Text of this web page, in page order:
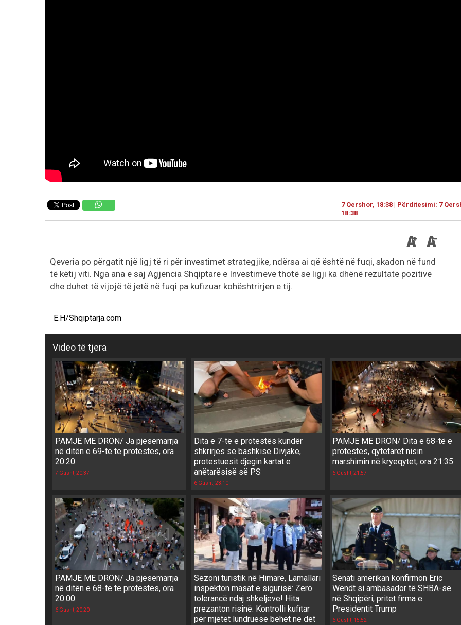
7 Qershor, 18:38 | Përditesimi: 7
18:38
Qeveria po përgatit një ligj të ri për investimet strategjike, ndërsa ai që është në fuqi, skadon në fund
të këtij viti. Nga ana e saj Agjencia Shqiptare e Investimeve thotë se ligji ka dhënë rezultate pozitive
dhe duhet të vijojë të jetë në fuqi pa kufizuar kohështrirjen e tij.
E.H/Shqiptarja.com
Video të tjera
PAMJE ME DRON/ Ja pjesëmarrja
në ditën e 69-të të protestës, ora
20:20
7 Gusht, 20:37
Dita e 7-të e protestës kundër
shkrirjes së bashkisë Divjakë,
protestuesit djegin kartat e
anëtarësisë së PS
6 Gusht, 23:10
PAMJE ME DRON/ Dita e 68-të e
protestës, qytetarët nisin
marshimin në kryeqytet, ora 21:35
6 Gusht, 21:57
PAMJE ME DRON/ Ja pjesëmarrja
në ditën e 68-të të protestës, ora
20:00
6 Gusht, 20:20
Sezoni turistik në Himarë, Lamallari
inspekton masat e sigurisë: Zero
tolerancë ndaj shkeljeve! Hita
prezanton risinë: Kontrolli kufitar
për mjetet lundruese bëhet në det
Senati amerikan konfirmon Eric
Wendt si ambasador të SHBA-së
në Shqipëri, pritet firma e
Presidentit Trump
6 Gusht, 15:52